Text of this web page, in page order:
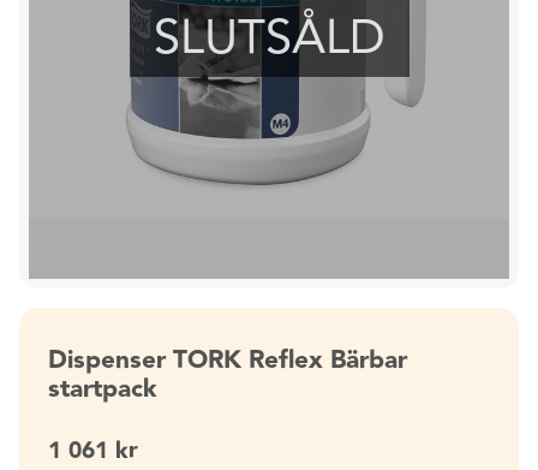
SLUTSÅLD
Dispenser TORK Reflex Bärbar
startpack
1 061 kr